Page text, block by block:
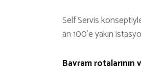
Self Servis
an 100’e yakın